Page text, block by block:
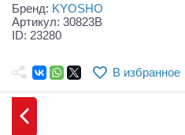
Игрушки
Судомодели
Бренд: KYOSHO
Артикул: 30823B
ID: 23280
В избранное